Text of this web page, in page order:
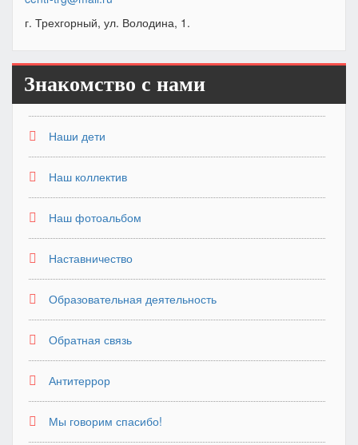
г. Трехгорный, ул. Володина, 1.
Знакомство с нами
Наши дети
Наш коллектив
Наш фотоальбом
Наставничество
Образовательная деятельность
Обратная связь
Антитеррор
Мы говорим спасибо!